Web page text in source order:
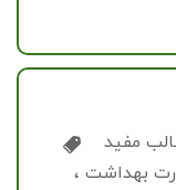
مفید
بهداشت ،